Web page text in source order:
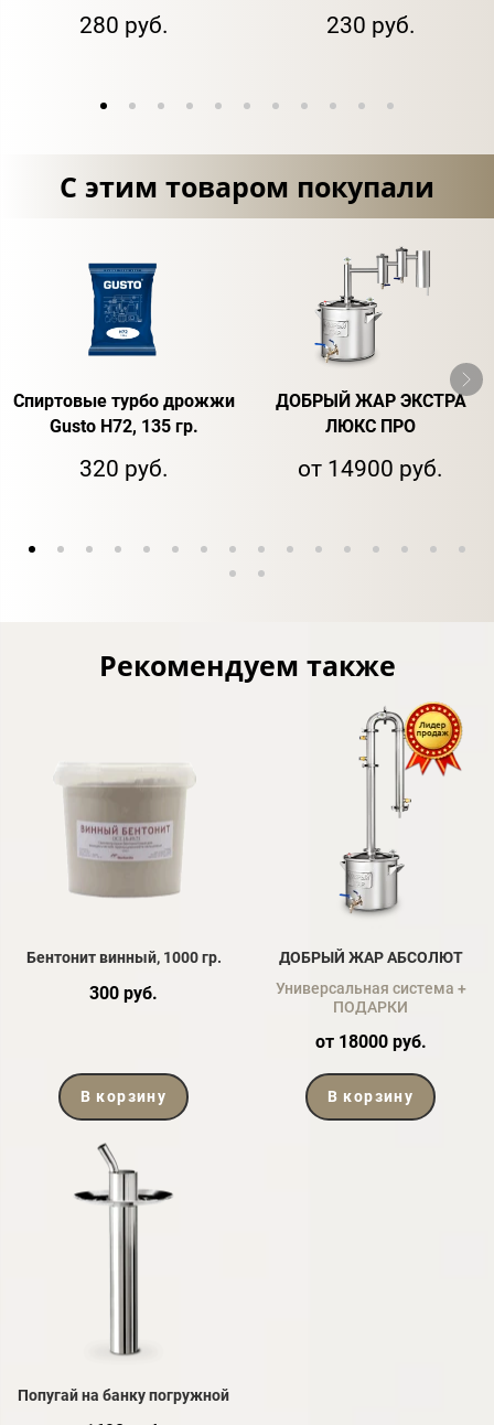
280 руб. 230 руб.
С этим товаром покупали
Спиртовые турбо дрожжи
Gusto H72, 135 гр.
320 руб.
ДОБРЫЙ ЖАР ЭКСТРА
ЛЮКС ПРО
от 14900 руб.
Рекомендуем также
Бентонит винный, 1000 гр.
300 руб.
В корзину
ДОБРЫЙ ЖАР АБСОЛЮТ
Универсальная система +
ПОДАРКИ
от 18000 руб.
В корзину
Попугай на банку погружной